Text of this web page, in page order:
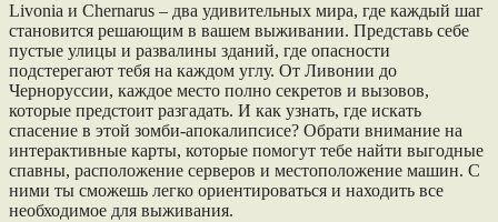
Livonia и Chernarus – два удивительных мира, где каждый шаг
становится решающим в вашем выживании. Представь себе
пустые улицы и развалины зданий, где опасности
подстерегают тебя на каждом углу. От Ливонии до
Черноруссии, каждое место полно секретов и вызовов,
которые предстоит разгадать. И как узнать, где искать
спасение в этой зомби-апокалипсисе? Обрати внимание на
интерактивные карты, которые помогут тебе найти выгодные
спавны, расположение серверов и местоположение машин. С
ними ты сможешь легко ориентироваться и находить все
необходимое для выживания.